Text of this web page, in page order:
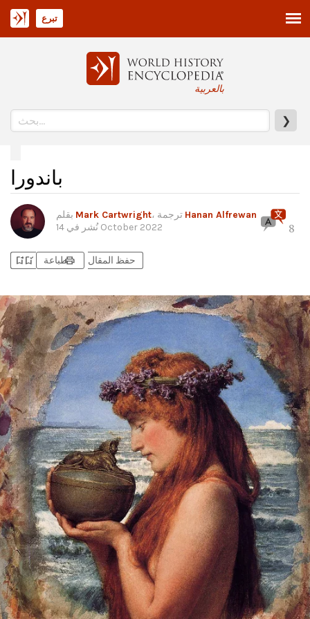
بالعربية
❯
تبرع
باندورا
Mark Cartwright
Hanan Alfrewan
نُشر في14 October 2022 8
bookmark_addbookmark_added حفظ المقال printطباعة